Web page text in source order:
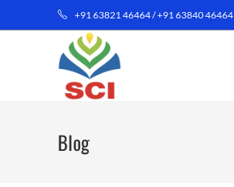
+91 63821 46464 / +91 63840 46464
Blog